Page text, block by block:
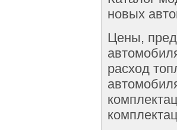
новых
Цены,
расход